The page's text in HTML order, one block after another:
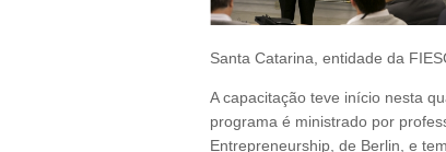
Santa Catarina, entidade da
A capacitação teve início nesta
programa é ministrado por
Entrepreneurship, de Berlin, e